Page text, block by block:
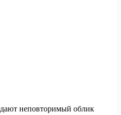
неповторимый облик